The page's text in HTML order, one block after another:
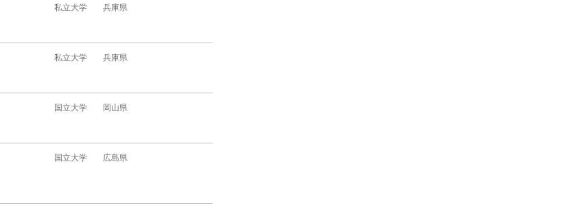
私立大学 兵庫県
私立大学 兵庫県
国立大学 岡山県
国立大学 広島県